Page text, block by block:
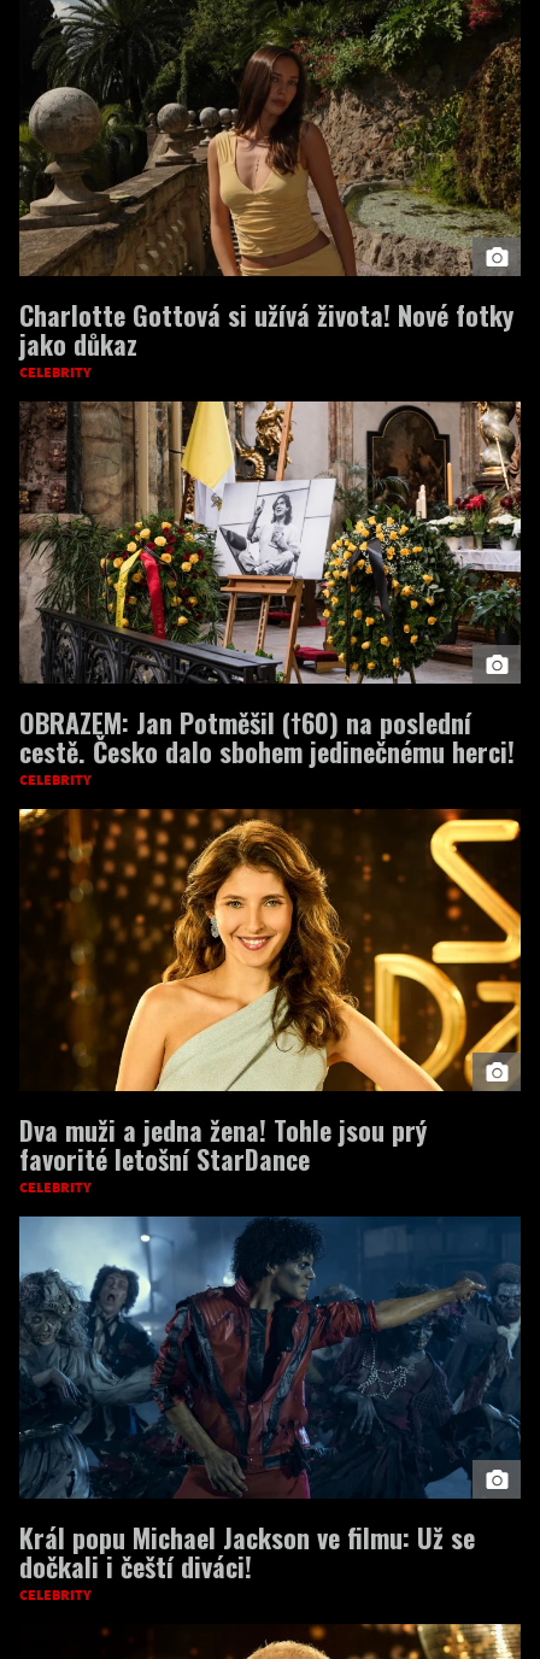
Charlotte Gottová si užívá života! Nové fotky
jako důkaz
CELEBRITY
OBRAZEM: Jan Potměšil (†60) na poslední
cestě. Česko dalo sbohem jedinečnému herci!
CELEBRITY
Dva muži a jedna žena! Tohle jsou prý
favorité letošní StarDance
CELEBRITY
Král popu Michael Jackson ve filmu: Už se
dočkali i čeští diváci!
CELEBRITY